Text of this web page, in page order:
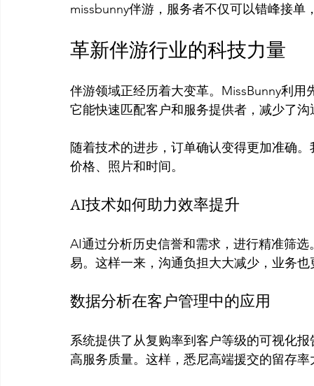
革新伴游行业的科技力量
伴游领域正经历着大变革。MissBunny利
它能快速匹配客户和服务提供者，减少了沟
随着技术的进步，订单确认变得更加准确
AI技术如何助力效率提升
AI通过分析历史信誉和需求，进行精准筛
数据分析在客户管理中的应用
系统提供了从复购率到客户等级的可视化